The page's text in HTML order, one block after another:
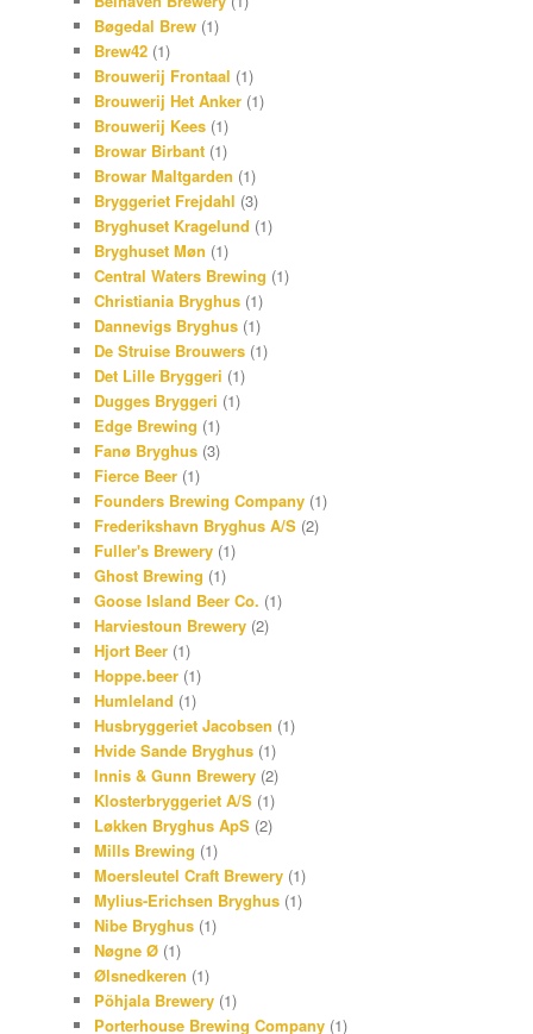
Bøgedal Brew (1)
Brew42 (1)
Brouwerij Frontaal (1)
Brouwerij Het Anker (1)
Brouwerij Kees (1)
Browar Birbant (1)
Browar Maltgarden (1)
Bryggeriet Frejdahl (3)
Bryghuset Kragelund (1)
Bryghuset Møn (1)
Central Waters Brewing (1)
Christiania Bryghus (1)
Dannevigs Bryghus (1)
De Struise Brouwers (1)
Det Lille Bryggeri (1)
Dugges Bryggeri (1)
Edge Brewing (1)
Fanø Bryghus (3)
Fierce Beer (1)
Founders Brewing Company (1)
Frederikshavn Bryghus A/S (2)
Fuller's Brewery (1)
Ghost Brewing (1)
Goose Island Beer Co. (1)
Harviestoun Brewery (2)
Hjort Beer (1)
Hoppe.beer (1)
Humleland (1)
Husbryggeriet Jacobsen (1)
Hvide Sande Bryghus (1)
Innis & Gunn Brewery (2)
Klosterbryggeriet A/S (1)
Løkken Bryghus ApS (2)
Mills Brewing (1)
Moersleutel Craft Brewery (1)
Mylius-Erichsen Bryghus (1)
Nibe Bryghus (1)
Nøgne Ø (1)
Ølsnedkeren (1)
Põhjala Brewery (1)
Porterhouse Brewing Company (1)